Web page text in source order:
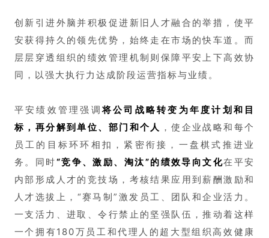
创新引进外脑并积极促进新旧人才融合的举措，使平
安获得持久的领先优势，始终走在市场的快车道。而
层层穿透组织的绩效管理机制则保障平安上下高效协
同，以强大执行力达成阶段运营指标与业绩。
平安绩效管理强调将公司战略转变为年度计划和目
标，再分解到单位、部门和个人 ，使企业战略和每个
员工的目标环环相扣，紧密衔接，一盘棋式推进业
务。同时“竞争、激励、淘汰”的绩效导向文化在平安
内部形成人才的竞技场，考核结果应用到薪酬激励和
人才选拔上，“赛马制”激发员工、团队和企业活力。
一支活力、进取、令行禁止的坚强队伍，推动着这样
一个拥有180万员工和代理人的超大型组织高效健康